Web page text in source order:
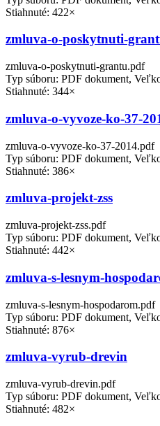
Stiahnuté: 422×
zmluva-o-poskytnuti-
zmluva-o-poskytnuti-grantu.pdf
Typ súboru: PDF dokument,
Stiahnuté: 344×
zmluva-o-vyvoze-ko-37-
zmluva-o-vyvoze-ko-37-2014.pdf
Typ súboru: PDF dokument,
Stiahnuté: 386×
zmluva-projekt-zss
zmluva-projekt-zss.pdf
Typ súboru: PDF dokument,
Stiahnuté: 442×
zmluva-s-lesnym-
zmluva-s-lesnym-hospodarom.pdf
Typ súboru: PDF dokument,
Stiahnuté: 876×
zmluva-vyrub-drevin
zmluva-vyrub-drevin.pdf
Typ súboru: PDF dokument,
Stiahnuté: 482×